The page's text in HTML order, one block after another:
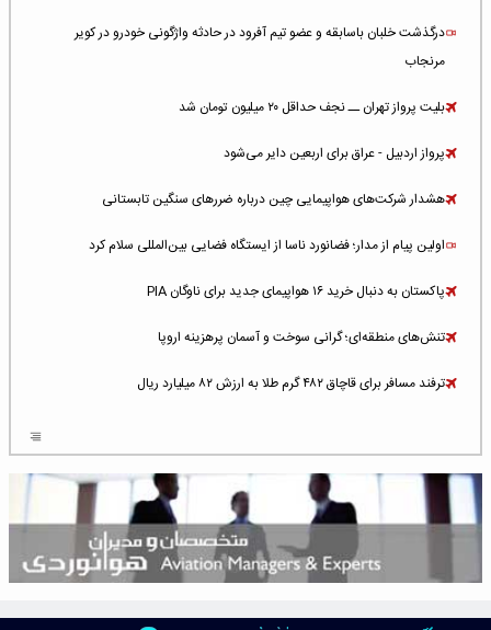
درگذشت خلبان باسابقه و عضو تیم آفرود در حادثه واژگونی خودرو در کویر
مرنجاب
بلیت پرواز تهران ــ نجف حداقل ۲۰ میلیون تومان شد
پرواز اردبیل - عراق برای اربعین دایر می‌شود
هشدار شرکت‌های هواپیمایی چین درباره ضررهای سنگین تابستانی
اولین پیام از مدار؛ فضانورد ناسا از ایستگاه فضایی بین‌المللی سلام کرد
پاکستان به دنبال خرید ۱۶ هواپیمای جدید برای ناوگان PIA
تنش‌های منطقه‌ای؛ گرانی سوخت و آسمان پرهزینه اروپا
ترفند مسافر برای قاچاق ۴۸۲ گرم طلا به ارزش ۸۲ میلیارد ریال
شلوغ‌ترین فرودگاه‌های اروپا در ۲۰۲۵: لندن، استانبول و پاریس
پخش زنده پرواز سیزدهم موشک استارشیپ اسپیس‌ایکس [جمعه ساعت ۰۱:۴۵]
هوش مصنوعی وارد تعمیر و بازرسی موتورهای هواپیما شد